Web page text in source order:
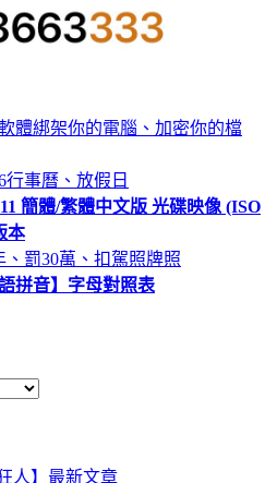
體綁架你的電腦、加密你的檔
行事曆、放假日
簡體/繁體中文版 光碟映像 (ISO
本
罰30萬、扣駕照牌照
拼音】字母對照表